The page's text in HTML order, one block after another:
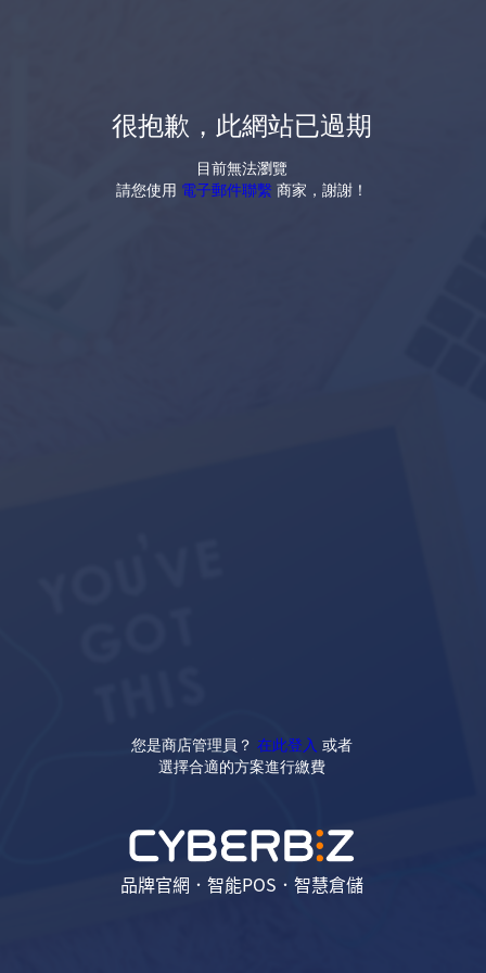
很抱歉，此網站已過期
目前無法瀏覽
請您使用 電子郵件聯繫 商家，謝謝！
您是商店管理員？ 在此登入 或者
選擇合適的方案進行繳費